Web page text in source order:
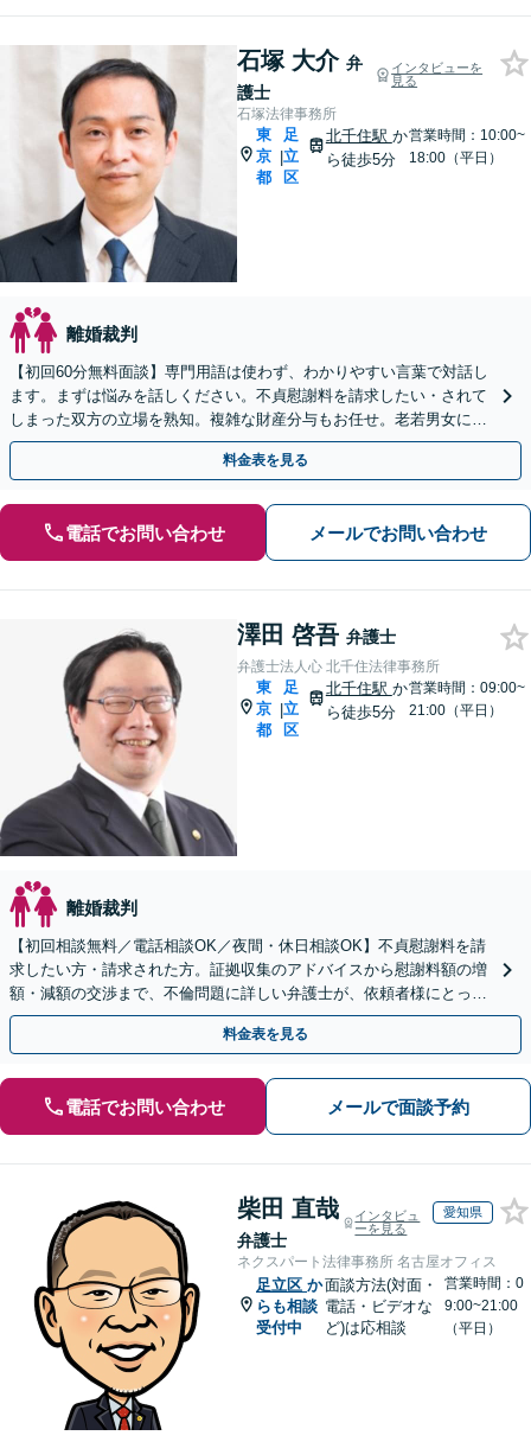
石塚 大介 弁
護士
インタビューを
見る
石塚法律事務所
東
京
都
|
足
立
区
北千住駅 か
ら徒歩5分
営業時間：10:00~
18:00（平日）
離婚裁判
【初回60分無料面談】専門用語は使わず、わかりやすい言葉で対話し
ます。まずは悩みを話しください。不貞慰謝料を請求したい・されて
しまった双方の立場を熟知。複雑な財産分与もお任せ。老若男女に幅
広く対応【カード利用可】【北千住駅5分】
料金表を見る
電話でお問い合わせ メールでお問い合わせ
澤田 啓吾 弁護士
弁護士法人心 北千住法律事務所
東
京
都
|
足
立
区
北千住駅 か
ら徒歩5分
営業時間：09:00~
21:00（平日）
離婚裁判
【初回相談無料／電話相談OK／夜間・休日相談OK】不貞慰謝料を請
求したい方・請求された方。証拠収集のアドバイスから慰謝料額の増
額・減額の交渉まで、不倫問題に詳しい弁護士が、依頼者様にとって
最善の解決策をご提案いたします。
料金表を見る
電話でお問い合わせ メールで面談予約
柴田 直哉
弁護士
インタビュ
ーを見る
愛知県
ネクスパート法律事務所 名古屋オフィス
足立区 か
らも相談
受付中
面談方法(対面・
電話・ビデオな
ど)は応相談
営業時間：0
9:00~21:00
（平日）